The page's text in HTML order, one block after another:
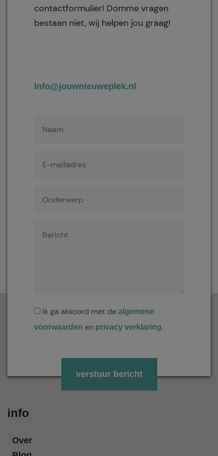
contactformulier! Domme vragen
bestaan niet, wij helpen jou graag!
info@jouwnieuweplek.nl
Ik ga akkoord met de algemene
voorwaarden en privacy verklaring.
info
Over